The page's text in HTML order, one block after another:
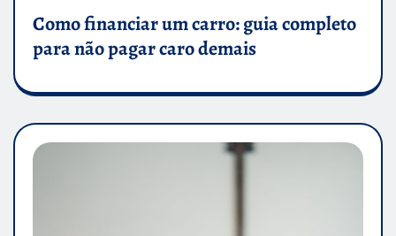
Como financiar um carro: guia completo
para não pagar caro demais